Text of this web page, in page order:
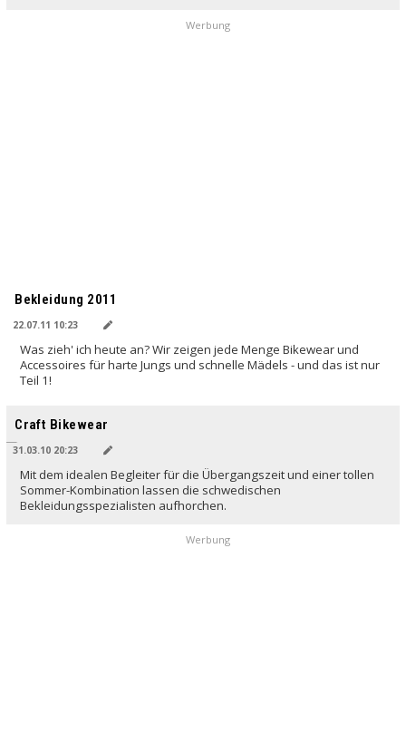
Werbung
Bekleidung 2011
22.07.11 10:23
Was zieh' ich heute an? Wir zeigen jede Menge Bikewear und
Accessoires für harte Jungs und schnelle Mädels - und das ist nur
Teil 1!
Craft Bikewear
31.03.10 20:23
Mit dem idealen Begleiter für die Übergangszeit und einer tollen
Sommer-Kombination lassen die schwedischen
Bekleidungsspezialisten aufhorchen.
Werbung